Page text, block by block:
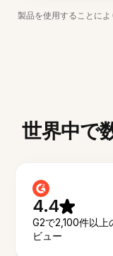
製品を使用することに
世界中で
4.4
G2で2,100件以上
ビュー